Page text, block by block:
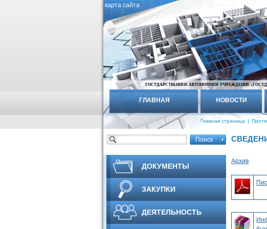
карта сайта
ГОСУДАРСТВЕННОЕ АВТОНОМНОЕ УЧРЕЖДЕНИЕ
ГЛАВНАЯ НОВОСТИ
Главная страница |
ДОКУМЕНТЫ
ЗАКУПКИ
ДЕЯТЕЛЬНОСТЬ
Архив